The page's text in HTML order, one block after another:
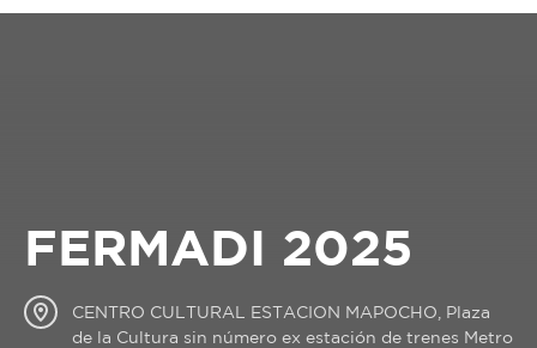
FERMADI 2025
CENTRO CULTURAL ESTACION MAPOCHO, Plaza
de la Cultura sin número ex estación de trenes Metro